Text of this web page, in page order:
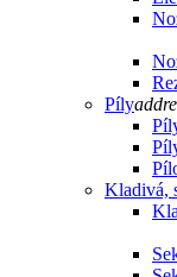
Pílyadd
Kladivá,